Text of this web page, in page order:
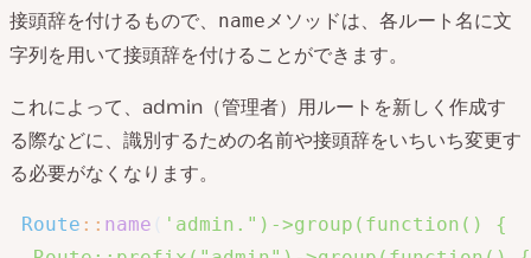
接頭辞を付けるもので、
nameメソッドは、各ルート名に文
字列を用いて接頭辞を付けることができます。
これによって、admin（管理者）用ルートを新しく作成す
る際などに、識別するための名前や接頭辞をいちいち変更す
る必要がなくなります。
Route :: name
'admin.")->group(function() {